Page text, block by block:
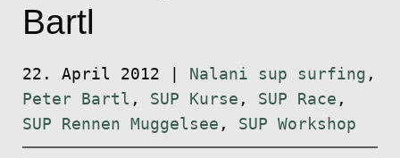
Bartl
22. April 2012 Nalani sup surfing ,
Peter Bartl , SUP Kurse , SUP Race ,
SUP Rennen Muggelsee , SUP Workshop